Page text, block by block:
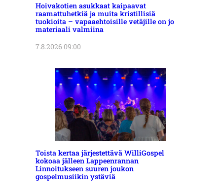
Hoivakotien asukkaat kaipaavat
raamattuhetkiä ja muita kristillisiä
tuokioita – vapaaehtoisille vetäjille on jo
materiaali valmiina
7.8.2026 09:00
Toista kertaa järjestettävä WilliGospel
kokoaa jälleen Lappeenrannan
Linnoitukseen suuren joukon
gospelmusiikin ystäviä